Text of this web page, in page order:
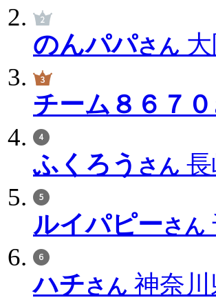
のんパパさん
チーム８６７０
ふくろう さん
ルイパピーさん
ハチさん 神奈川